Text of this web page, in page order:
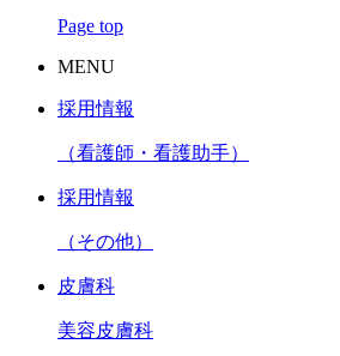
Page top
MENU
採用情報
（看護師・看護助手）
採用情報
（その他）
皮膚科
美容皮膚科